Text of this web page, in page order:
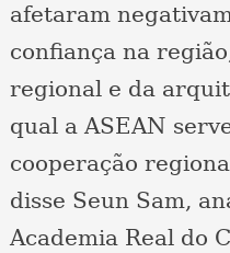
afetaram
confiança na
regional e da
qual a ASEAN
cooperação
disse Seun Sam,
Academia Real do